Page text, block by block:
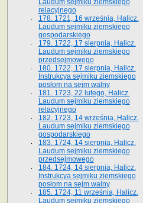
Laudum sejmiku ziemskiego
relacyjnego
178. 1721, 16 września, Halicz.
Laudum sejmiku ziemskiego
gospodarskiego
179. 1722, 17 sierpnia, Halicz.
Laudum sejmiku ziemskiego
przedsejmowego
180. 1722, 17 sierpnia, Halicz.
Instrukcya sejmiku ziemskiego
posłom na sejm walny
181. 1723, 22 lutego, Halicz.
Laudum sejmiku ziemskiego
relacyjnego
182. 1723, 14 września, Halicz.
Laudum sejmiku ziemskiego
gospodarskiego
183. 1724, 14 sierpnia, Halicz.
Laudum sejmiku ziemskiego
przedsejmowego
184. 1724, 14 sierpnia, Halicz.
Instrukcya sejmiku ziemskiego
posłom na sejm walny
185. 1724, 11 września, Halicz.
Laudum sejmiku ziemskiego